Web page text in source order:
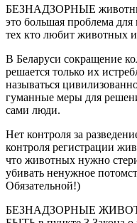
БЕЗНАДЗОРНЫЕ
это большая проблема
тех кто любит животных и
В Беларуси сокращение
решается только их
называться
гуманные меры для
сами люди.
Нет контроля за
контроля регистрации
что животных нужно
убивать ненужное
Обязательной!)
БЕЗНАДЗОРНЫЕ